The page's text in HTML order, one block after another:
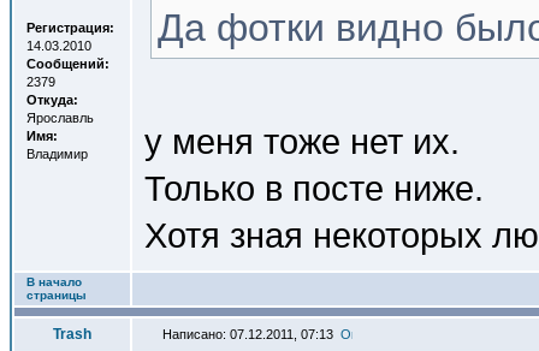
Регистрация:
14.03.2010
Сообщений:
2379
Откуда:
Ярославль
Имя:
Владимир
Да фотки видно
у меня тоже нет их.
Только в посте ниже.
Хотя зная некоторых
В начало
страницы
Trash Написано: 07.12.2011, 07:13